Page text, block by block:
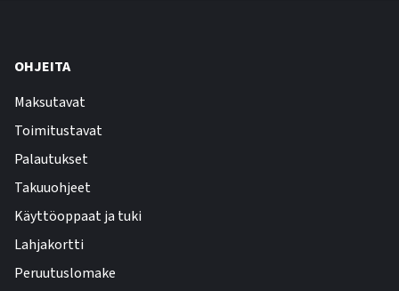
OHJEITA
Maksutavat
Toimitustavat
Palautukset
Takuuohjeet
Käyttöoppaat ja tuki
Lahjakortti
Peruutuslomake